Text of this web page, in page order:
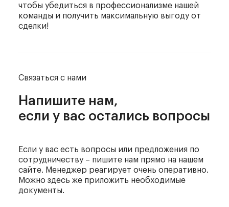
чтобы убедиться в профессионализме нашей
команды и получить максимальную выгоду от
сделки!
Связаться с нами
Напишите нам,
если у вас остались вопросы
Если у вас есть вопросы или предложения по
сотрудничеству – пишите нам прямо на нашем
сайте. Менеджер реагирует очень оперативно.
Можно здесь же приложить необходимые
документы.